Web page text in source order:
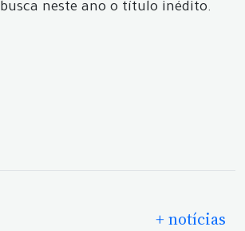
neste ano o título inédito.
+ notícias